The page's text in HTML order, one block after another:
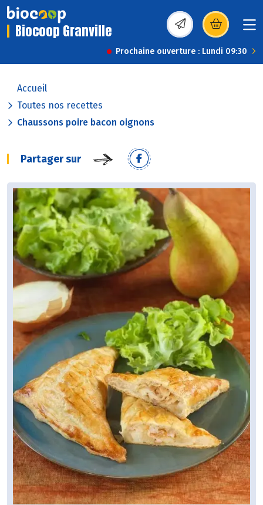
Biocoop Granville (s’ouvre dans une
Prochaine ouverture : Lundi 09:30
Accueil
Toutes nos recettes
Chaussons poire bacon oignons
Partager sur